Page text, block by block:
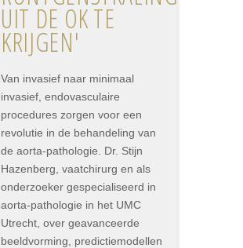
UIT DE OK TE
KRIJGEN'
Van invasief naar minimaal
invasief, endovasculaire
procedures zorgen voor een
revolutie in de behandeling van
de aorta-pathologie. Dr. Stijn
Hazenberg, vaatchirurg en als
onderzoeker gespecialiseerd in
aorta-pathologie in het UMC
Utrecht, over geavanceerde
beeldvorming, predictiemodellen